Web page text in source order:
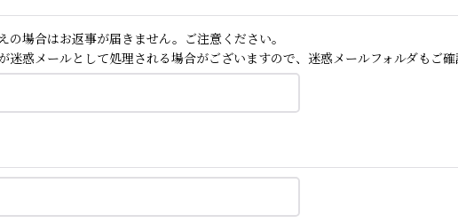
の場合はお返事が届きません。ご注意ください。
迷惑メールとして処理される場合がございますので、迷惑メールフォルダもご確